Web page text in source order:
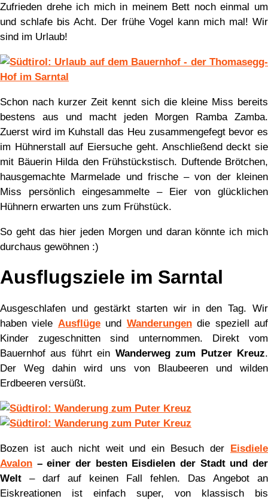
Zufrieden drehe ich mich in meinem Bett noch einmal um
und schlafe bis Acht. Der frühe Vogel kann mich mal! Wir
sind im Urlaub!
Schon nach kurzer Zeit kennt sich die kleine Miss bereits
bestens aus und macht jeden Morgen Ramba Zamba.
Zuerst wird im Kuhstall das Heu zusammengefegt bevor es
im Hühnerstall auf Eiersuche geht. Anschließend deckt sie
mit Bäuerin Hilda den Frühstückstisch. Duftende Brötchen,
hausgemachte Marmelade und frische – von der kleinen
Miss persönlich eingesammelte – Eier von glücklichen
Hühnern erwarten uns zum Frühstück.
So geht das hier jeden Morgen und daran könnte ich mich
durchaus gewöhnen :)
Ausflugsziele im Sarntal
Ausgeschlafen und gestärkt starten wir in den Tag. Wir
haben viele Ausflügeund Wanderungendie speziell auf
Kinder zugeschnitten sind unternommen. Direkt vom
Bauernhof aus führt ein Wanderweg zum Putzer Kreuz.
Der Weg dahin wird uns von Blaubeeren und wilden
Erdbeeren versüßt.
Bozen ist auch nicht weit und ein Besuch der Eisdiele
Avalon – einer der besten Eisdielen der Stadt und der
Welt – darf auf keinen Fall fehlen. Das Angebot an
Eiskreationen ist einfach super, von klassisch bis